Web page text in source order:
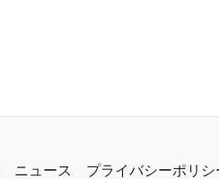
ニュース プライバシーポリシ